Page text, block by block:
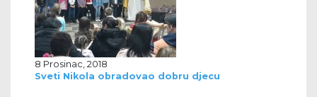
8 Prosinac, 2018
Sveti Nikola obradovao dobru djecu